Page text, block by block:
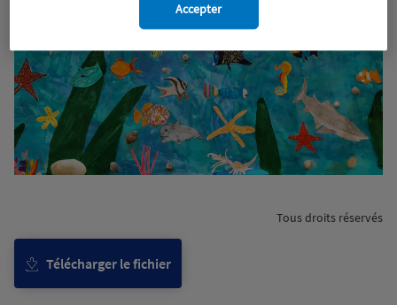
Télécharger le fichier
Tous droits réservés
Accepter